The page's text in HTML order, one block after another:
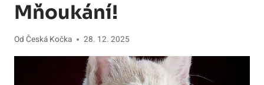
Mňoukání!
Od Česká Kočka 28. 12. 2025